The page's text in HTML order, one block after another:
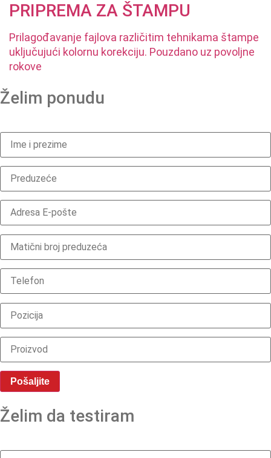
PRIPREMA ZA ŠTAMPU
Prilagođavanje fajlova različitim tehnikama štampe
uključujući kolornu korekciju. Pouzdano uz povoljne
rokove
Želim ponudu
Želim da testiram